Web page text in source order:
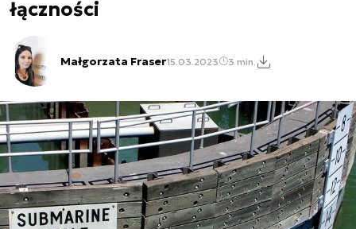
łączności
Małgorzata Fraser15.03.2023 3 min.